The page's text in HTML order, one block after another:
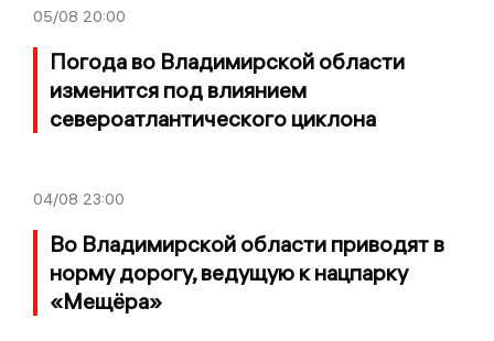
05/08 20:00
Погода во Владимирской области
изменится под влиянием
североатлантического циклона
04/08 23:00
Во Владимирской области приводят в
норму дорогу, ведущую к нацпарку
«Мещёра»